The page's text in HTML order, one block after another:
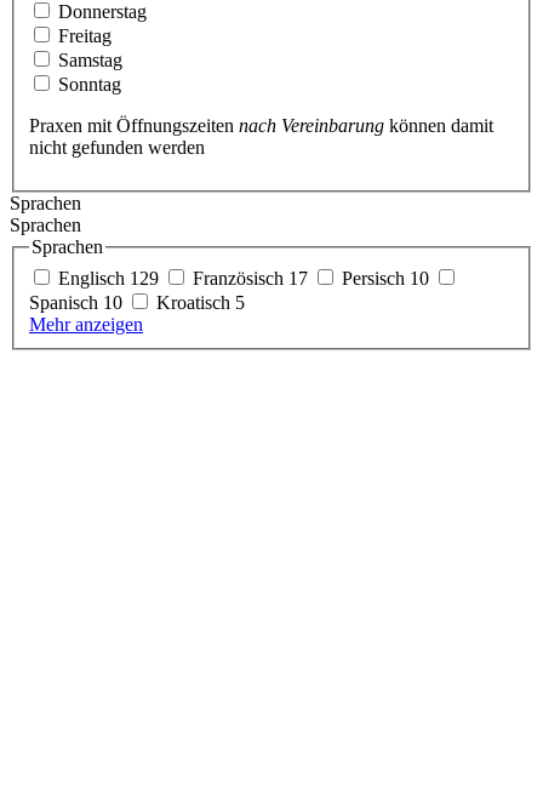
Donnerstag
Freitag
Samstag
Sonntag
Praxen mit Öffnungszeiten nach Vereinbarung können damit
nicht gefunden werden
Sprachen
Sprachen
Sprachen
Englisch 129 Französisch 17 Persisch 10
Spanisch 10 Kroatisch 5
Mehr anzeigen